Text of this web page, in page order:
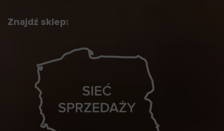
Znajdź sklep: